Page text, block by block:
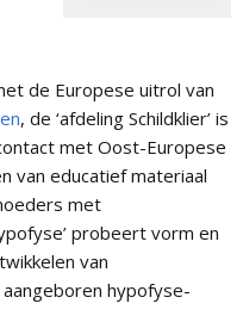
de Europese uitrol van
, de ‘afdeling Schildklier’ is
met Oost-Europese
van educatief materiaal
met
probeert vorm en
van
hypofyse-